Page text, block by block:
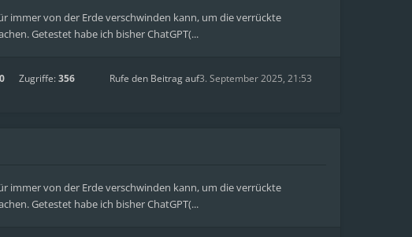
immer von der Erde verschwinden kann, um die verrückte
Getestet habe ich bisher ChatGPT(...
0 Zugriffe:356 3. September 2025, 21:53
Rufe den Beitrag auf
immer von der Erde verschwinden kann, um die verrückte
Getestet habe ich bisher ChatGPT(...